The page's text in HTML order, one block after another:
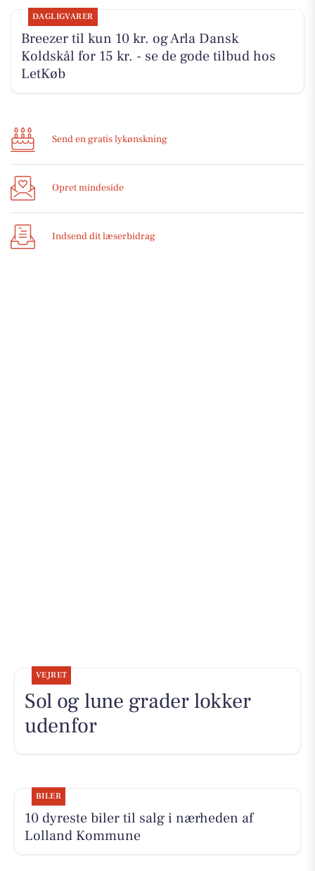
DAGLIGVARER
Breezer til kun 10 kr. og Arla Dansk
Koldskål for 15 kr. - se de gode tilbud hos
LetKøb
Send en gratis lykønskning
Opret mindeside
Indsend dit læserbidrag
VEJRET
Sol og lune grader lokker
udenfor
BILER
10 dyreste biler til salg i nærheden af
Lolland Kommune